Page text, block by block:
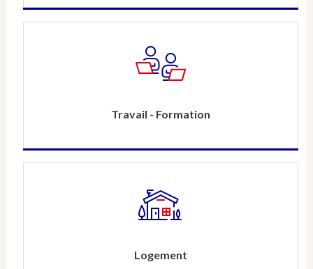
Travail - Formation
Logement